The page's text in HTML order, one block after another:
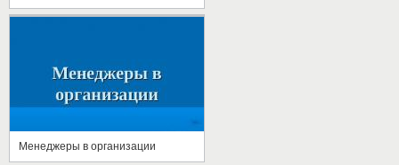
Менеджеры в организации